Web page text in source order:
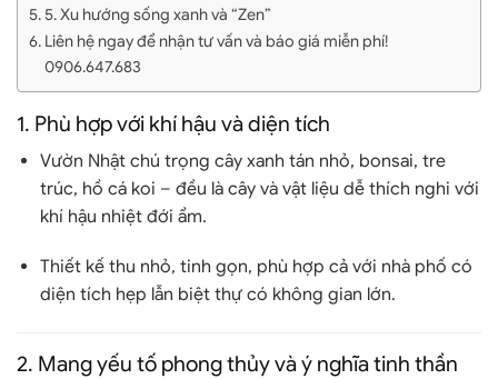
5. Xu hướng sống xanh và “Zen”
Liên hệ ngay để nhận tư vấn và báo giá miễn phí!
0906.647.683
1. Phù hợp với khí hậu và diện tích
Vườn Nhật chú trọng cây xanh tán nhỏ, bonsai, tre
trúc, hồ cá koi – đều là cây và vật liệu dễ thích nghi với
khí hậu nhiệt đới ẩm.
Thiết kế thu nhỏ, tinh gọn, phù hợp cả với nhà phố có
diện tích hẹp lẫn biệt thự có không gian lớn.
2. Mang yếu tố phong thủy và ý nghĩa tinh thần